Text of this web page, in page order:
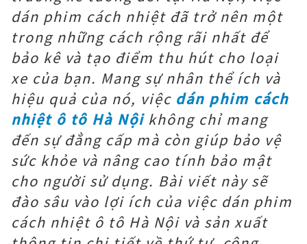
dán phim cách nhiệt đã trở nên một
trong những cách rộng rãi nhất để
bảo kê và tạo điểm thu hút cho loại
xe của bạn. Mang sự nhân thể ích và
hiệu quả của nó, việc dán phim cách
nhiệt ô tô Hà Nộikhông chỉ mang
đến sự đẳng cấp mà còn giúp bảo vệ
sức khỏe và nâng cao tính bảo mật
cho người sử dụng. Bài viết này sẽ
đào sâu vào lợi ích của việc dán phim
cách nhiệt ô tô Hà Nội và sản xuất